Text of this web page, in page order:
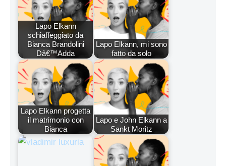
Lapo Elkann
schiaffeggiato da
Bianca Brandolini
Dâ€™Adda
Lapo Elkann, mi sono
fatto da solo
Lapo Elkann progetta
il matrimonio con
Bianca
Lapo e John Elkann a
Sankt Moritz